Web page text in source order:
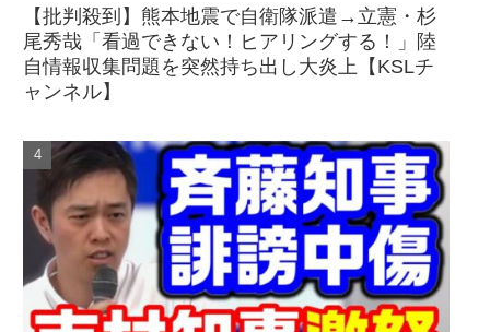
【批判殺到】熊本地震で自衛隊派遣→立憲・杉
尾秀哉「看過できない！ヒアリングする！」陸
自情報収集問題を突然持ち出し大炎上【KSLチ
ャンネル】